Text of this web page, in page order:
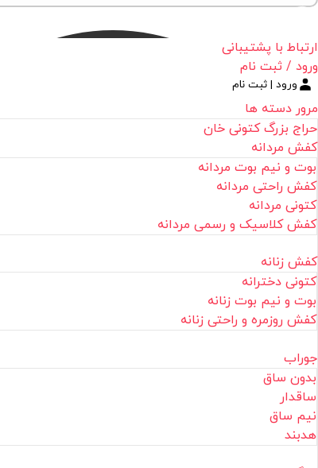
ارتباط با پشتیبانی
ورود / ثبت نام
ورود | ثبت نام
مرور دسته ها
حراج بزرگ کتونی خان
کفش مردانه
بوت و نیم بوت مردانه
کفش راحتی مردانه
کتونی مردانه
کفش کلاسیک و رسمی مردانه
کفش زنانه
کتونی دخترانه
بوت و نیم بوت زنانه
کفش روزمره و راحتی زنانه
جوراب
بدون ساق
ساقدار
نیم ساق
هدبند